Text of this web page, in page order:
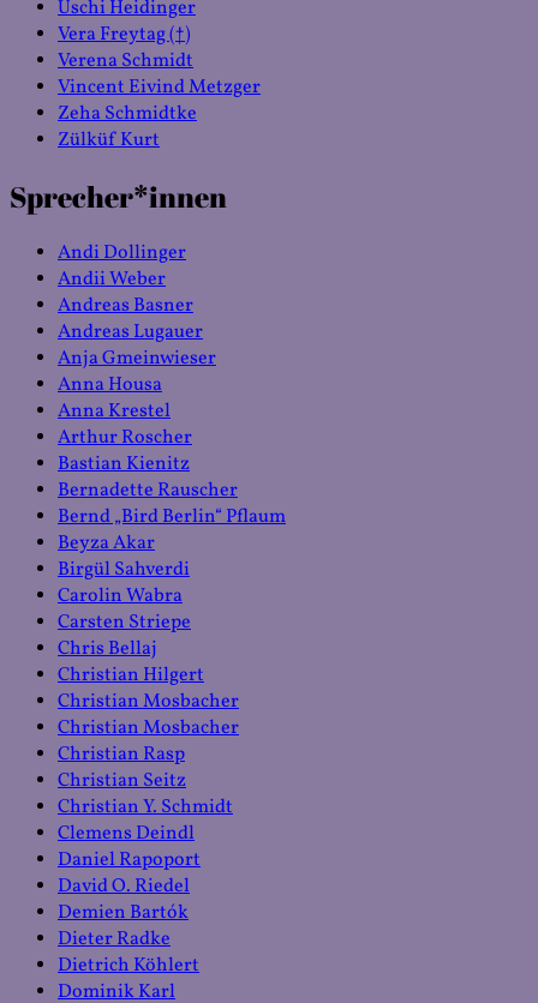
Uschi Heidinger
Vera Freytag (†)
Verena Schmidt
Vincent Eivind Metzger
Zeha Schmidtke
Zülküf Kurt
Sprecher*innen
Andi Dollinger
Andii Weber
Andreas Basner
Andreas Lugauer
Anja Gmeinwieser
Anna Housa
Anna Krestel
Arthur Roscher
Bastian Kienitz
Bernadette Rauscher
Bernd „Bird Berlin“ Pflaum
Beyza Akar
Birgül Sahverdi
Carolin Wabra
Carsten Striepe
Chris Bellaj
Christian Hilgert
Christian Mosbacher
Christian Mosbacher
Christian Rasp
Christian Seitz
Christian Y. Schmidt
Clemens Deindl
Daniel Rapoport
David O. Riedel
Demien Bartók
Dieter Radke
Dietrich Köhlert
Dominik Karl